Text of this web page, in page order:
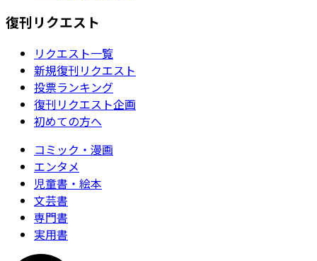
復刊リクエスト
リクエスト一覧
新規復刊リクエスト
投票ランキング
復刊リクエスト企画
初めての方へ
コミック・漫画
エンタメ
児童書・絵本
文芸書
専門書
実用書